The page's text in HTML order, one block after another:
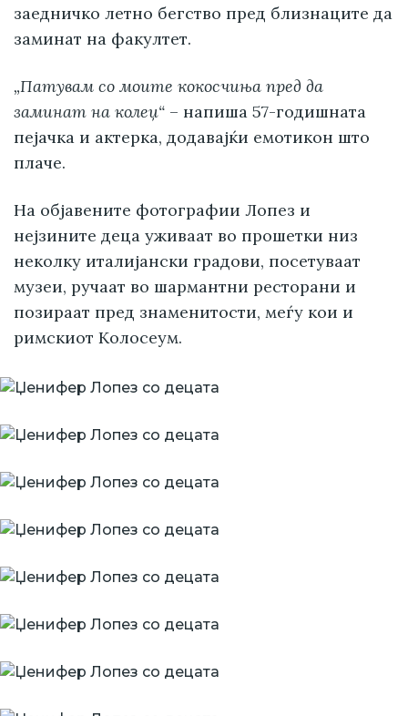
заедничко летно бегство пред близнаците да
заминат на факултет.
„Патувам со моите кокосчиња пред да
заминат на колеџ“ – напиша 57-годишната
пејачка и актерка, додавајќи емотикон што
плаче.
На објавените фотографии Лопез и
нејзините деца уживаат во прошетки низ
неколку италијански градови, посетуваат
музеи, ручаат во шармантни ресторани и
позираат пред знаменитости, меѓу кои и
римскиот Колосеум.